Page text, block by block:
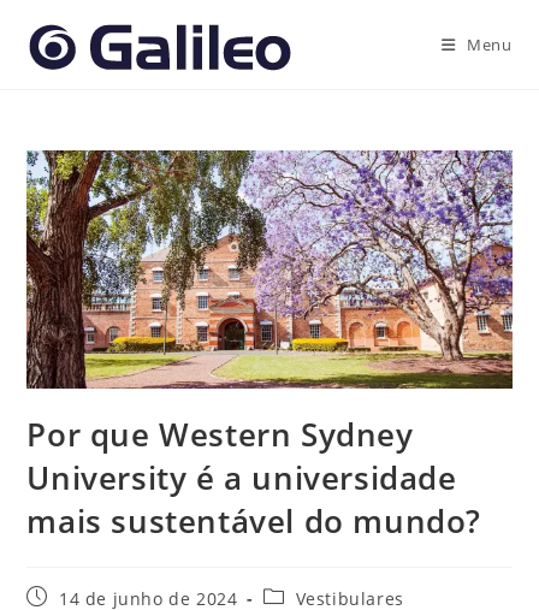
para
Menu
Por que Western Sydney
University é a universidade
mais sustentável do mundo?
Post14 de junho de 2024
Categoria
Vestibulares